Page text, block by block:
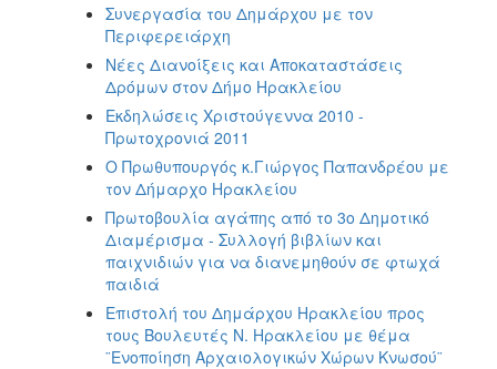
Συνεργασία του Δημάρχου με τον
Περιφερειάρχη
Νέες Διανοίξεις και Αποκαταστάσεις
Δρόμων στον Δήμο Ηρακλείου
Εκδηλώσεις Χριστούγεννα 2010 -
Πρωτοχρονιά 2011
Ο Πρωθυπουργός κ.Γιώργος Παπανδρέου με
τον Δήμαρχο Ηρακλείου
Πρωτοβουλία αγάπης από το 3ο Δημοτικό
Διαμέρισμα - Συλλογή βιβλίων και
παιχνιδιών για να διανεμηθούν σε φτωχά
παιδιά
Επιστολή του Δημάρχου Ηρακλείου προς
τους Βουλευτές Ν. Ηρακλείου με θέμα
¨Ενοποίηση Αρχαιολογικών Χώρων Κνωσού¨